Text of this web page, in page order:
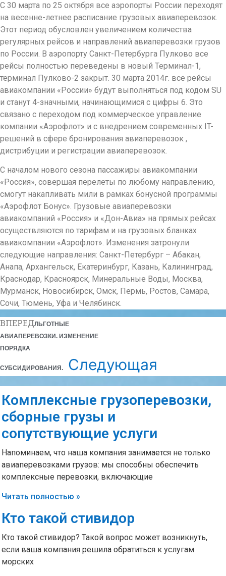
С 30 марта по 25 октября все аэропорты России переходят
на весенне-летнее расписание грузовых авиаперевозок.
Этот период обусловлен увеличением количества
регулярных рейсов и направлений авиаперевозки грузов
по России. В аэропорту Санкт-Петербурга Пулково все
рейсы полностью переведены в новый Терминал-1,
терминал Пулково-2 закрыт. 30 марта 2014г. все рейсы
авиакомпании «России» будут выполняться под кодом SU
и станут 4-значными, начинающимися с цифры 6. Это
связано с переходом под коммерческое управление
компании «Аэрофлот» и с внедрением современных IT-
решений в сфере бронирования авиаперевозок ,
дистрибуции и регистрации авиаперевозок.
С началом нового сезона пассажиры авиакомпании
«Россия», совершая перелеты по любому направлению,
смогут накапливать мили в рамках бонусной программы
«Аэрофлот Бонус». Грузовые авиаперевозки
авиакомпаний «Россия» и «Дон-Авиа» на прямых рейсах
осуществляются по тарифам и на грузовых бланках
авиакомпании «Аэрофлот». Изменения затронули
следующие направления: Санкт-Петербург – Абакан,
Анапа, Архангельск, Екатеринбург, Казань, Калининград,
Краснодар, Красноярск, Минеральные Воды, Москва,
Мурманск, Новосибирск, Омск, Пермь, Ростов, Самара,
Сочи, Тюмень, Уфа и Челябинск.
ВПЕРЕДЛЬГОТНЫЕ
АВИАПЕРЕВОЗКИ. ИЗМЕНЕНИЕ
ПОРЯДКА
СУБСИДИРОВАНИЯ. Следующая
Комплексные грузоперевозки,
сборные грузы и
сопутствующие услуги
Напоминаем, что наша компания занимается не только
авиаперевозками грузов: мы способны обеспечить
комплексные перевозки, включающие
Читать полностью »
Кто такой стивидор
Кто такой стивидор? Такой вопрос может возникнуть,
если ваша компания решила обратиться к услугам
морских